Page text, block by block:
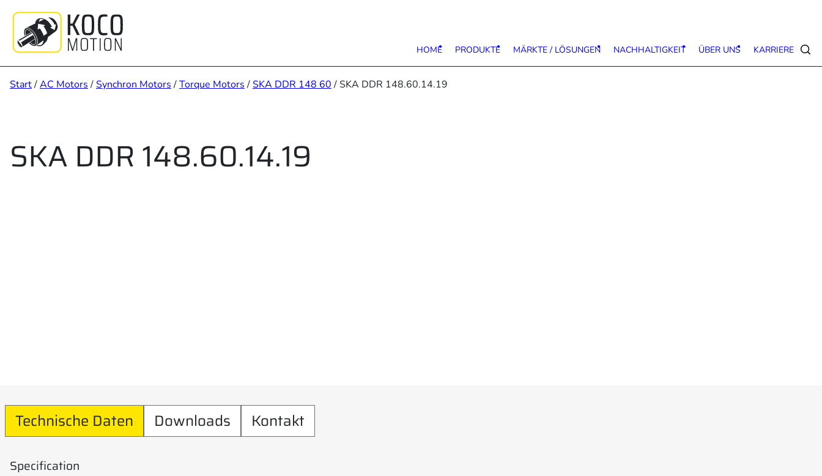
springen
HOME PRODUKTE MÄRKTE / LÖSUNGEN NACHHALTIGKEIT ÜBER UNS KARRIERE
Start/AC Motors /Synchron Motors /Torque Motors /SKA DDR 148 60 / SKA DDR 148.60.14.19
SKA DDR 148.60.14.19
Technische Daten Downloads Kontakt
Specification